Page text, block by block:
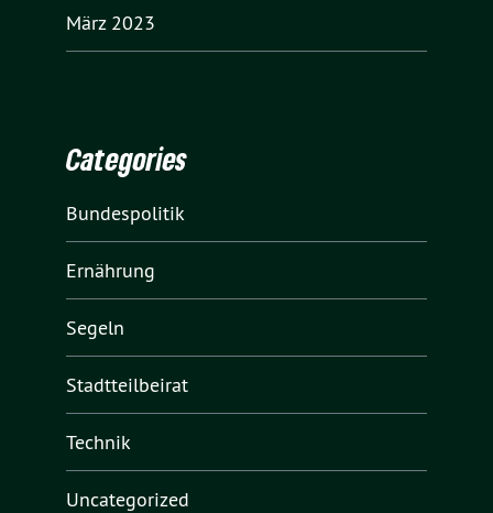
März 2023
Categories
Bundespolitik
Ernährung
Segeln
Stadtteilbeirat
Technik
Uncategorized